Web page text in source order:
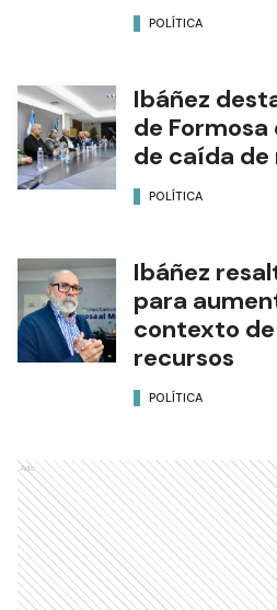
POLÍTICA
Ibáñez
de
de caída de
POLÍTICA
Ibáñez
para
contexto
recursos
POLÍTICA
Ads